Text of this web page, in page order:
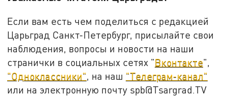
Если вам есть чем поделиться с редакцией
Царьград Санкт-Петербург, присылайте свои
наблюдения, вопросы и новости на наши
странички в социальных сетях "Вконтакте",
"Одноклассники" , на наш "Телеграм-канал"
или на электронную почту spb@Tsargrad.TV